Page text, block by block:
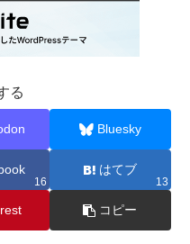
る
Bluesky
16
はてブ
13
コピー